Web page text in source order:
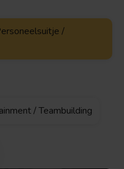
/
/ Teambuilding